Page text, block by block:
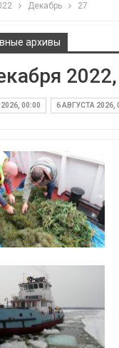
Декабрь 27
архивы
00:00 6 АВГУСТА 2026,